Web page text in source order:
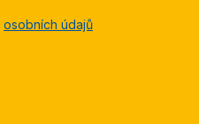
osobních údajů